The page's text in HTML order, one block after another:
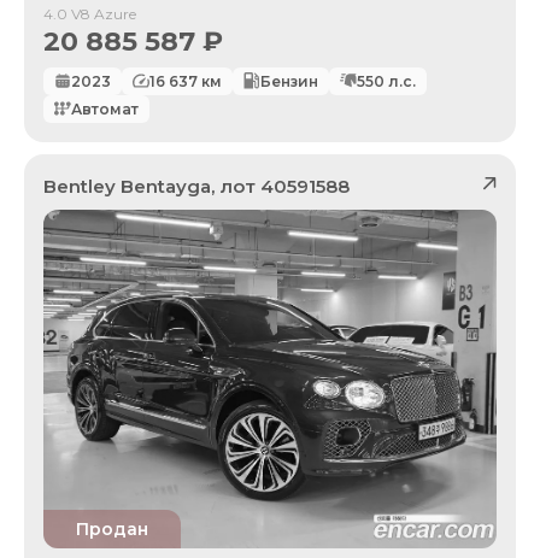
4.0 V8 Azure
20 885 587 ₽
2023 16 637 км Бензин 550 л.с.
Автомат
Bentley Bentayga, лот 40591588
Продан